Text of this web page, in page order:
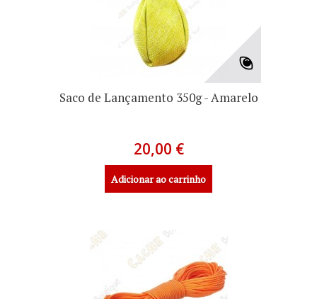
Saco de Lançamento 350g - Amarelo
20,00 €
Adicionar ao carrinho